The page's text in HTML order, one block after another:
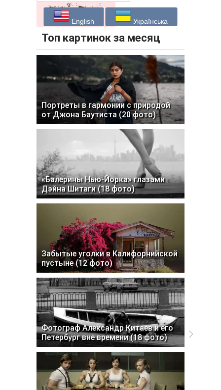
English Українська
Топ картинок за месяц
Портреты в гармонии с природой
от Джона Баутиста (20 фото)
«Балерины Нью-Йорка» глазами
Дэйна Шитаги (18 фото)
Забытые уголки в Калифорнийской
пустыне (12 фото)
Фотограф Александр Китаев и его
Петербург вне времени (18 фото)